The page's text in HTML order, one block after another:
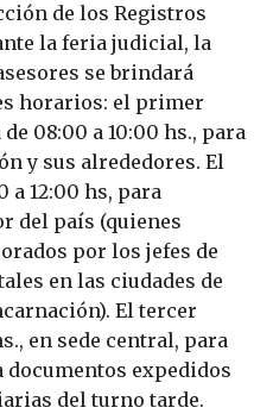
de los Registros
la feria judicial, la
se brindará
horarios: el primer
08:00 a 10:00 hs., para
y sus alrededores. El
a 12:00 hs, para
del país (quienes
por los jefes de
en las ciudades de
El tercer
en sede central, para
expedidos
del turno tarde.